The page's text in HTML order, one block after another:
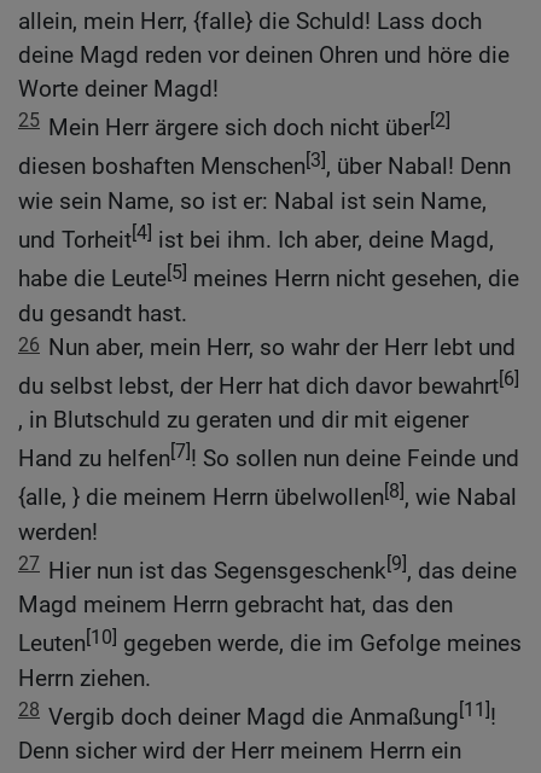
allein, mein Herr, {falle} die Schuld! Lass doch
deine Magd reden vor deinen Ohren und höre die
Worte deiner Magd!
25 Mein Herr ärgere sich doch nicht über[2]
diesen boshaften Menschen[3], über Nabal! Denn
wie sein Name, so ist er: Nabal ist sein Name,
und Torheit[4] ist bei ihm. Ich aber, deine Magd,
habe die Leute[5] meines Herrn nicht gesehen, die
du gesandt hast.
26 Nun aber, mein Herr, so wahr der Herr lebt und
du selbst lebst, der Herr hat dich davor bewahrt[6]
, in Blutschuld zu geraten und dir mit eigener
Hand zu helfen[7]! So sollen nun deine Feinde und
{alle, } die meinem Herrn übelwollen[8], wie Nabal
werden!
27 Hier nun ist das Segensgeschenk[9], das deine
Magd meinem Herrn gebracht hat, das den
Leuten[10] gegeben werde, die im Gefolge meines
Herrn ziehen.
28 Vergib doch deiner Magd die Anmaßung[11]!
Denn sicher wird der Herr meinem Herrn ein